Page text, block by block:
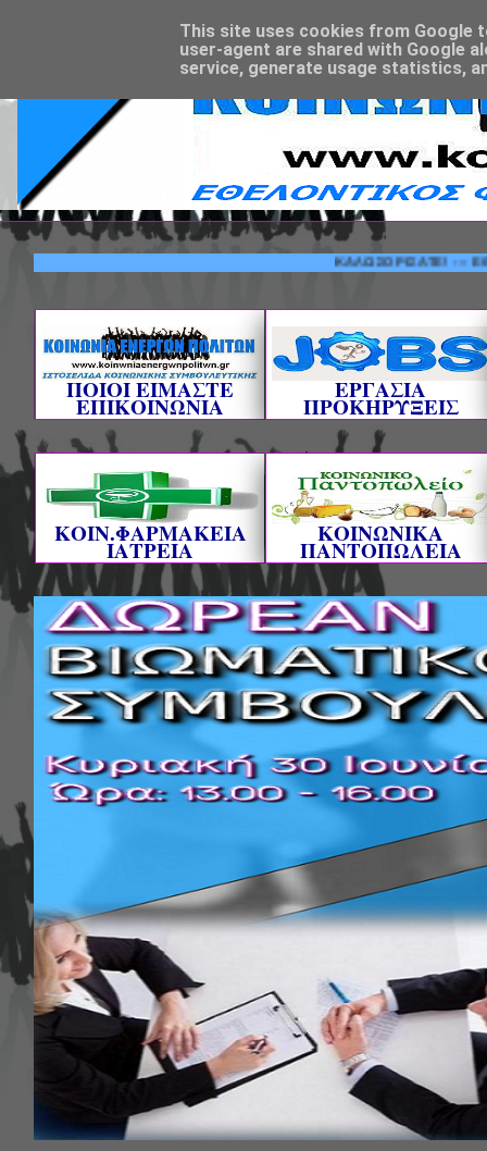
ΚΑΛΩΣΟΡΙΣΑΤΕ! ---
ΠΟΙΟΙ ΕΙΜΑΣΤΕ
ΕΠΙΚΟΙΝΩΝΙΑ
ΕΡΓΑΣΙΑ
ΠΡΟΚΗΡΥΞΕΙΣ
ΚΟΙΝ.ΦΑΡΜΑΚΕΙΑ
ΙΑΤΡΕΙΑ
ΚΟΙΝΩΝΙΚΑ
ΠΑΝΤΟΠΩΛΕΙΑ
This site uses cookies from Google
user-agent are shared with Google
service, generate usage statistics,